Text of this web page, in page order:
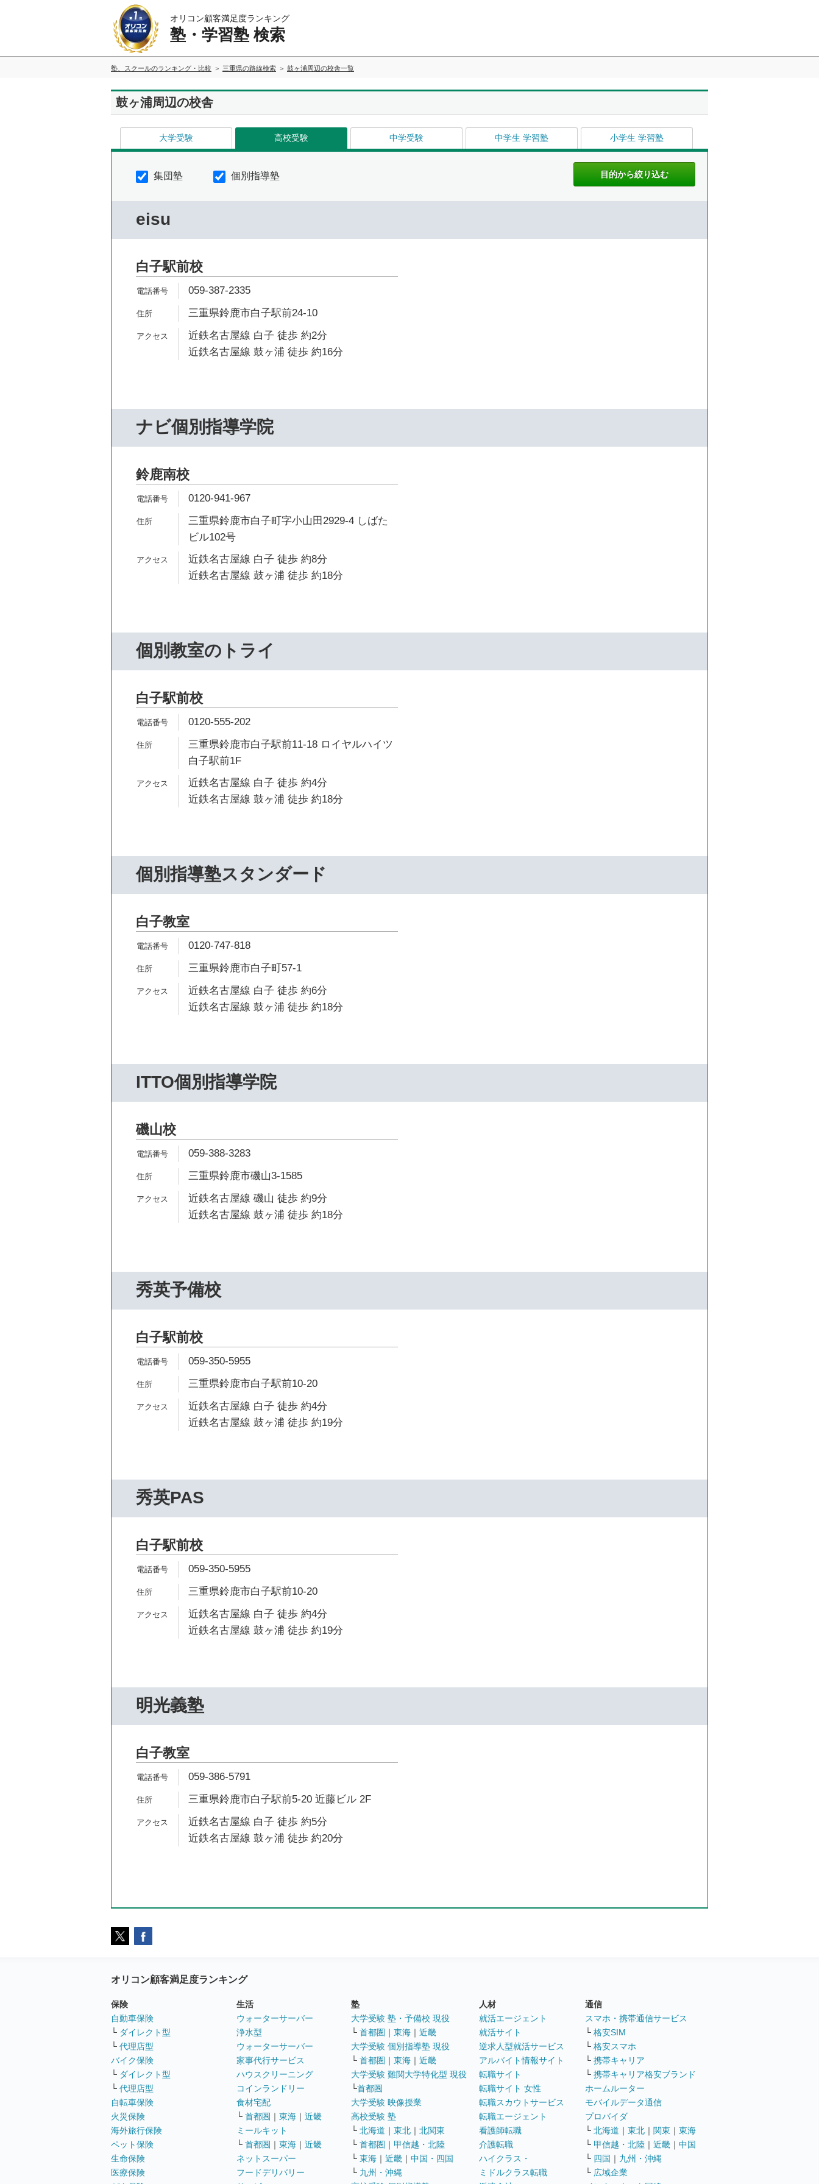
オリコン顧客満足度ランキング
塾・学習塾 検索
塾、スクールのランキング・比較 三重県の路線検索 鼓ヶ浦周辺の校舎一覧
鼓ヶ浦周辺の校舎
大学受験 高校受験 中学受験 中学生 学習塾 小学生 学習塾
集団塾 個別指導塾
eisu
白子駅前校
059-387-2335
三重県鈴鹿市白子駅前24-10
近鉄名古屋線 白子 徒歩 約2分
近鉄名古屋線 鼓ヶ浦 徒歩 約16分
ナビ個別指導学院
鈴鹿南校
0120-941-967
三重県鈴鹿市白子町字小山田2929-4 しばた
ビル102号
近鉄名古屋線 白子 徒歩 約8分
近鉄名古屋線 鼓ヶ浦 徒歩 約18分
個別教室のトライ
白子駅前校
0120-555-202
三重県鈴鹿市白子駅前11-18 ロイヤルハイツ
白子駅前1F
近鉄名古屋線 白子 徒歩 約4分
近鉄名古屋線 鼓ヶ浦 徒歩 約18分
個別指導塾スタンダード
白子教室
0120-747-818
三重県鈴鹿市白子町57-1
近鉄名古屋線 白子 徒歩 約6分
近鉄名古屋線 鼓ヶ浦 徒歩 約18分
ITTO個別指導学院
磯山校
059-388-3283
三重県鈴鹿市磯山3-1585
近鉄名古屋線 磯山 徒歩 約9分
近鉄名古屋線 鼓ヶ浦 徒歩 約18分
秀英予備校
白子駅前校
059-350-5955
三重県鈴鹿市白子駅前10-20
近鉄名古屋線 白子 徒歩 約4分
近鉄名古屋線 鼓ヶ浦 徒歩 約19分
秀英PAS
白子駅前校
059-350-5955
三重県鈴鹿市白子駅前10-20
近鉄名古屋線 白子 徒歩 約4分
近鉄名古屋線 鼓ヶ浦 徒歩 約19分
明光義塾
白子教室
059-386-5791
三重県鈴鹿市白子駅前5-20 近藤ビル 2F
近鉄名古屋線 白子 徒歩 約5分
近鉄名古屋線 鼓ヶ浦 徒歩 約20分
オリコン顧客満足度ランキング
保険
自動車保険
└ ダイレクト型
└ 代理店型
バイク保険
└ ダイレクト型
└ 代理店型
自転車保険
火災保険
海外旅行保険
ペット保険
生命保険
医療保険
生活
ウォーターサーバー
浄水型
ウォーターサーバー
家事代行サービス
ハウスクリーニング
コインランドリー
食材宅配
└ 首都圏 ｜ 東海 ｜ 近畿
ミールキット
└ 首都圏 ｜ 東海 ｜ 近畿
ネットスーパー
フードデリバリー
塾
大学受験 塾・予備校 現役
└ 首都圏 ｜ 東海 ｜ 近畿
大学受験 個別指導塾 現役
└ 首都圏 ｜ 東海 ｜ 近畿
大学受験 難関大学特化型 現役
└首都圏
大学受験 映像授業
高校受験 塾
└ 北海道 ｜ 東北 ｜ 北関東
└ 首都圏 ｜ 甲信越・北陸
└ 東海 ｜ 近畿 ｜ 中国・四国
└ 九州・沖縄
人材
就活エージェント
就活サイト
逆求人型就活サービス
アルバイト情報サイト
転職サイト
転職サイト 女性
転職スカウトサービス
転職エージェント
看護師転職
介護転職
ハイクラス・
ミドルクラス転職
通信
スマホ・携帯通信サービス
└ 格安SIM
└ 格安スマホ
└ 携帯キャリア
└ 携帯キャリア格安ブランド
ホームルーター
モバイルデータ通信
プロバイダ
└ 北海道 ｜ 東北 ｜ 関東 ｜ 東海
└ 甲信越・北陸 ｜ 近畿 ｜ 中国
└ 四国 ｜ 九州・沖縄
└ 広域企業